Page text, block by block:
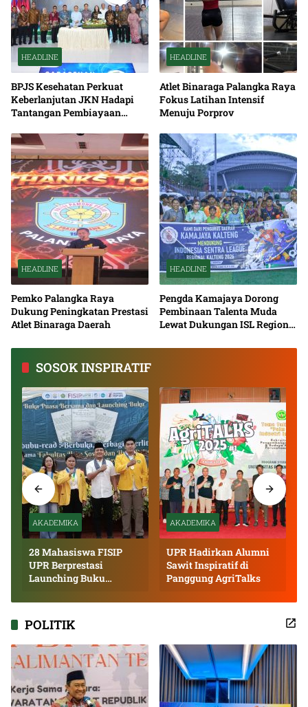
HEADLINE
BPJS Kesehatan Perkuat
Keberlanjutan JKN Hadapi
Tantangan Pembiayaan
HEADLINE
Atlet Binaraga Palangka Raya
Fokus Latihan Intensif
Menuju Porprov
HEADLINE
Pemko Palangka Raya
Dukung Peningkatan Prestasi
Atlet Binaraga Daerah
HEADLINE
Pengda Kamajaya Dorong
Pembinaan Talenta Muda
Lewat Dukungan ISL Regional
SOSOK INSPIRATIF
AKADEMIKA
28 Mahasiswa FISIP
UPR Berprestasi
Launching Buku
AKADEMIKA
UPR Hadirkan Alumni
Sawit Inspiratif di
Panggung AgriTalks
POLITIK